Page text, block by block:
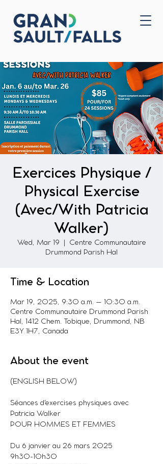
Home
Exercices Physique /
Physical Exercise
(Avec/With Patricia
Walker)
Wed, Mar 19
Centre Communautaire
Drummond Parish Hal
Time & Location
Mar 19, 2025, 9:30 a.m. – 10:30 a.m.
Centre Communautaire Drummond Parish
Hal, 1412 Chem. Tobique, Drummond, NB
E3Y 1H7, Canada
About the event
(ENGLISH BELOW)
Séances d'exercises physiques avec
Patricia Walker
POUR HOMMES ET FEMMES
Du 6 janvier au 26 mars 2025
9h30-10h30